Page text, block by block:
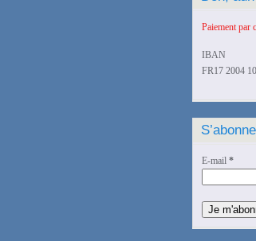
Paiement par
IBAN
FR17 2004
E-mail *